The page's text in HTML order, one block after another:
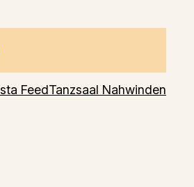
FeedTanzsaal Nahwinden